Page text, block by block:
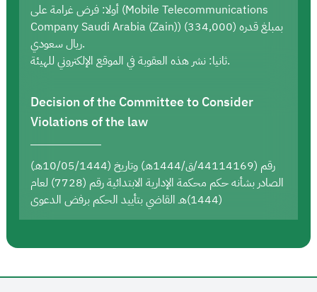
أولا: فرض غرامة على (Mobile Telecommunications
Company Saudi Arabia (Zain)) بمبلغ قدره (334,000)
ريال سعودي.
ثانيا: نشر هذه العقوبة في الموقع الإلكتروني للهيئة.
Decision of the Committee to Consider
Violations of the law
رقم (44114169/ق/1444هـ) وتاريخ (10/05/1444هـ)
الصادر بشأنه حكم محكمة الإدارية الابتدائية رقم (7728) لعام
(1444)هـ القاضي بتأييد الحكم برفض الدعوى